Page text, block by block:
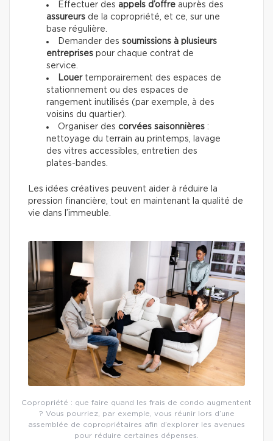
Effectuer des appels d’offre auprès des
assureurs de la copropriété, et ce, sur une
base régulière.
Demander des soumissions à plusieurs
entreprises pour chaque contrat de
service.
Louertemporairement des espaces de
stationnement ou des espaces de
rangement inutilisés (par exemple, à des
voisins du quartier).
Organiser des corvées saisonnières :
nettoyage du terrain au printemps, lavage
des vitres accessibles, entretien des
plates-bandes.
Les idées créatives peuvent aider à réduire la
pression financière, tout en maintenant la qualité de
vie dans l’immeuble.
Copropriété : que faire quand les frais de condo augmentent
? Vous pourriez, par exemple, vous réunir lors d’une
assemblée de copropriétaires afin d’explorer les avenues
pour réduire certaines dépenses.